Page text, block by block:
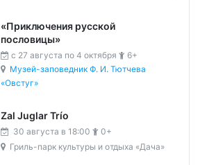
«Приключения русской
пословицы»
c 27 августа по 4 октября
6+
Музей-заповедник Ф. И. Тютчева
«Овстуг»
Zal Juglar Trío
30 августа в 18:00
0+
Гриль-парк культуры и отдыха «Дача»